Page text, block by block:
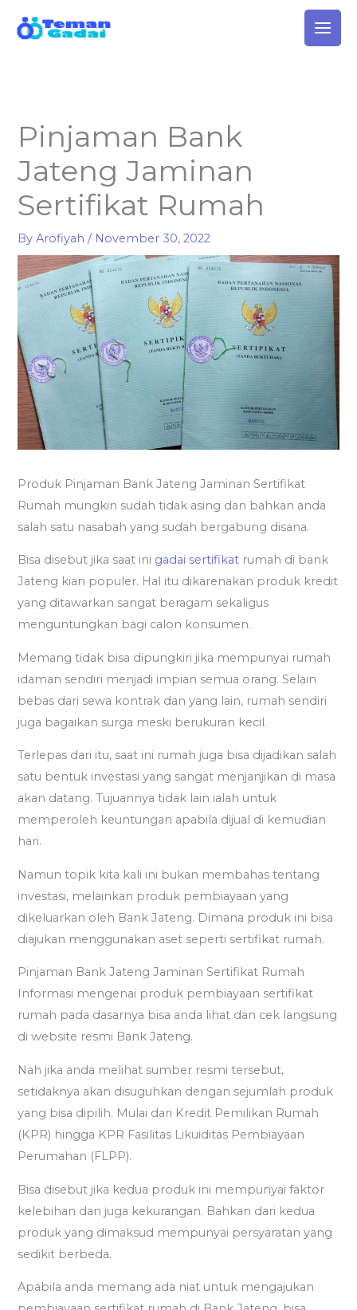
Pinjaman Bank
Jateng Jaminan
Sertifikat Rumah
ByArofiyah/ November 30, 2022
Produk Pinjaman Bank Jateng Jaminan Sertifikat
Rumah mungkin sudah tidak asing dan bahkan anda
salah satu nasabah yang sudah bergabung disana.
Bisa disebut jika saat ini gadai sertifikat rumah di bank
Jateng kian populer. Hal itu dikarenakan produk kredit
yang ditawarkan sangat beragam sekaligus
menguntungkan bagi calon konsumen.
Memang tidak bisa dipungkiri jika mempunyai rumah
idaman sendiri menjadi impian semua orang. Selain
bebas dari sewa kontrak dan yang lain, rumah sendiri
juga bagaikan surga meski berukuran kecil.
Terlepas dari itu, saat ini rumah juga bisa dijadikan salah
satu bentuk investasi yang sangat menjanjikan di masa
akan datang. Tujuannya tidak lain ialah untuk
memperoleh keuntungan apabila dijual di kemudian
hari.
Namun topik kita kali ini bukan membahas tentang
investasi, melainkan produk pembiayaan yang
dikeluarkan oleh Bank Jateng. Dimana produk ini bisa
diajukan menggunakan aset seperti sertifikat rumah.
Pinjaman Bank Jateng Jaminan Sertifikat Rumah
Informasi mengenai produk pembiayaan sertifikat
rumah pada dasarnya bisa anda lihat dan cek langsung
di website resmi Bank Jateng.
Nah jika anda melihat sumber resmi tersebut,
setidaknya akan disuguhkan dengan sejumlah produk
yang bisa dipilih. Mulai dari Kredit Pemilikan Rumah
(KPR) hingga KPR Fasilitas Likuiditas Pembiayaan
Perumahan (FLPP).
Bisa disebut jika kedua produk ini mempunyai faktor
kelebihan dan juga kekurangan. Bahkan dari kedua
produk yang dimaksud mempunyai persyaratan yang
sedikit berbeda.
Apabila anda memang ada niat untuk mengajukan